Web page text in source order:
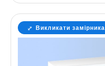
Викликати замірника